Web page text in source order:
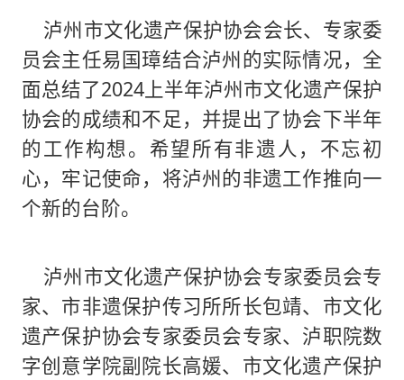
泸州市文化遗产保护协会会长、专家委
员会主任易国璋结合泸州的实际情况，全
面总结了2024上半年泸州市文化遗产保护
协会的成绩和不足，并提出了协会下半年
的工作构想。希望所有非遗人，不忘初
心，牢记使命，将泸州的非遗工作推向一
个新的台阶。
泸州市文化遗产保护协会专家委员会专
家、市非遗保护传习所所长包靖、市文化
遗产保护协会专家委员会专家、泸职院数
字创意学院副院长高媛、市文化遗产保护